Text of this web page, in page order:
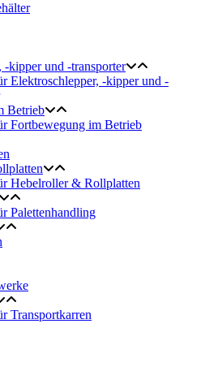
-kipper und -transporter
Elektroschlepper, -kipper und -
Betrieb
Fortbewegung im Betrieb
Hebelroller & Rollplatten
Palettenhandling
Transportkarren